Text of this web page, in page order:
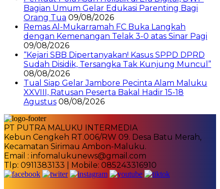
Bagian Umum Gelar Edukasi Parenting Bagi
Orang Tua 09/08/2026
Remas Al-Mukarramah FC Buka Langkah
dengan Kemenangan Telak 3-0 atas Sinar Pagi
09/08/2026
“Kejari SBB Dipertanyakan! Kasus SPPD DPRD
Sudah Disidik, Tersangka Tak Kunjung Muncul”
08/08/2026
Tual Siap Gelar Jambore Pecinta Alam Maluku
XXVIII, Ratusan Peserta Bakal Hadir 15-18
Agustus 08/08/2026
PT PUTRA MALUKU INTERMEDIA
Kebun Cengkeh RT.006/RW 09. Desa Batu Merah,
Kecamatan Sirimau Ambon-Maluku.
Email : infomalukunews@gmail.com
Tlp: 0911383133 | Mobile: 085243316910